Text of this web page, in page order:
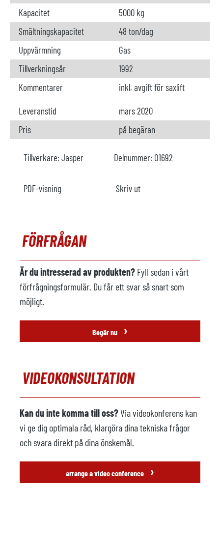
Kapacitet
5000 kg
Smältningskapacitet
48 ton/dag
Uppvärmning
Gas
Tillverkningsår
1992
Kommentarer
inkl. avgift för saxlift
Leveranstid
mars 2020
Pris
på begäran
Tillverkare: Jasper Delnummer: O1692
PDF-visning Skriv ut
FÖRFRÅGAN
Är du intresserad av produkten? Fyll sedan i vårt
förfrågningsformulär. Du får ett svar så snart som
möjligt.
Begär nu ›
VIDEOKONSULTATION
Kan du inte komma till oss?Via videokonferens kan
vi ge dig optimala råd, klargöra dina tekniska frågor
och svara direkt på dina önskemål.
arrange a video conference ›